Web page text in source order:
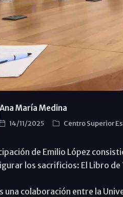
Ana María Medina
14/11/2025 Centro Superior
de Emilio López
los sacrificios: El Libro
una colaboración entre la